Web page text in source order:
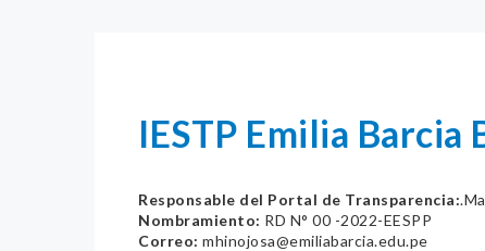
IESTP Emilia Barcia
Responsable del Portal de Transparencia:
Nombramiento: RD N° 00 -2022-EESPP
Correo: mhinojosa@emiliabarcia.edu.pe